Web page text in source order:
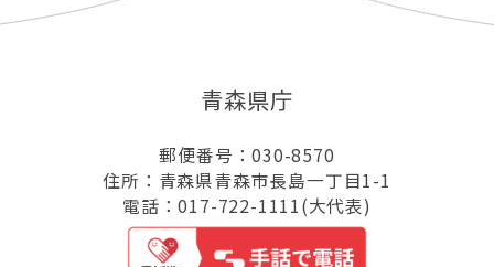
青森県庁
郵便番号：030-8570
住所：青森県青森市長島一丁目1-1
電話：017-722-1111(大代表)